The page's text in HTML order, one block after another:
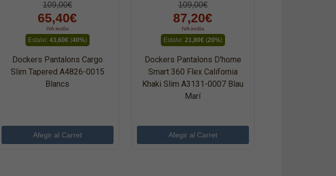
109,00€
65,40€
IVA inclòs
Estalvi: 43,60€(40%)
Dockers Pantalons Cargo
Slim Tapered A4826-0015
Blancs
109,00€
87,20€
IVA inclòs
Estalvi: 21,80€(20%)
Dockers Pantalons D'home
Smart 360 Flex California
Khaki Slim A3131-0007 Blau
Marí